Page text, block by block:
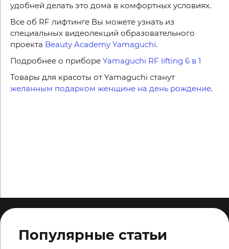
удобней делать это дома в комфортных условиях.
Все об RF лифтинге Вы можете узнать из
специальных видеолекций образовательного
проекта Beauty Academy Yamaguchi.
Подробнее о приборе Yamaguchi RF lifting 6 в 1
Товары для красоты от Yamaguchi станут
желанным подарком женщине на день рождение.
Популярные статьи